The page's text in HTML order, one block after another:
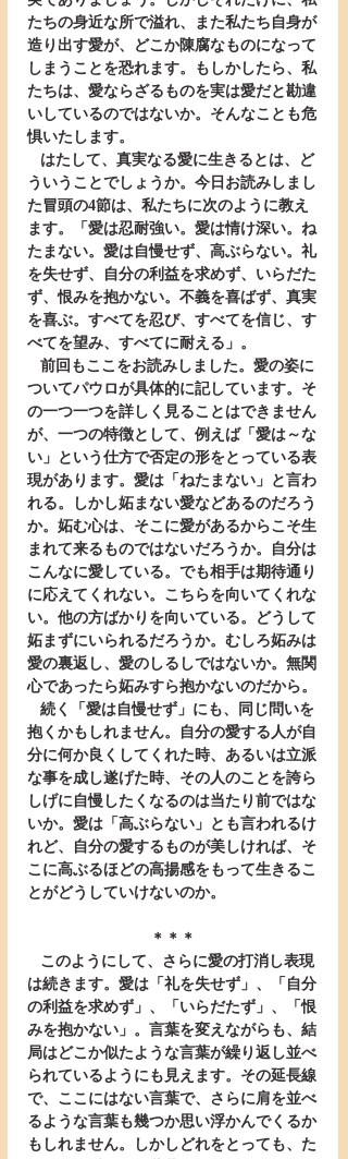
たちの身近な所で溢れ、また私たち自身が
造り出す愛が、どこか陳腐なものになって
しまうことを恐れます。もしかしたら、私
たちは、愛ならざるものを実は愛だと勘違
いしているのではないか。そんなことも危
惧いたします。
ういうことでしょうか。今日お読みしまし
た冒頭の4節は、私たちに次のように教え
ます。「愛は忍耐強い。愛は情け深い。ね
たまない。愛は自慢せず、高ぶらない。礼
を失せず、自分の利益を求めず、いらだた
ず、恨みを抱かない。不義を喜ばず、真実
を喜ぶ。すべてを忍び、すべてを信じ、す
べてを望み、すべてに耐える」。
ついてパウロが具体的に記しています。そ
の一つ一つを詳しく見ることはできません
が、一つの特徴として、例えば「愛は～な
い」という仕方で否定の形をとっている表
現があります。愛は「ねたまない」と言わ
れる。しかし妬まない愛などあるのだろう
か。妬む心は、そこに愛があるからこそ生
まれて来るものではないだろうか。自分は
こんなに愛している。でも相手は期待通り
に応えてくれない。こちらを向いてくれな
い。他の方ばかりを向いている。どうして
妬まずにいられるだろうか。むしろ妬みは
愛の裏返し、愛のしるしではないか。無関
心であったら妬みすら抱かないのだから。
抱くかもしれません。自分の愛する人が自
分に何か良くしてくれた時、あるいは立派
な事を成し遂げた時、その人のことを誇ら
しげに自慢したくなるのは当たり前ではな
いか。愛は「高ぶらない」とも言われるけ
れど、自分の愛するものが美しければ、そ
こに高ぶるほどの高揚感をもって生きるこ
とがどうしていけないのか。
＊＊＊
は続きます。愛は「礼を失せず」、「自分
の利益を求めず」、「いらだたず」、「恨
みを抱かない」。言葉を変えながらも、結
局はどこか似たような言葉が繰り返し並べ
られているようにも見えます。その延長線
で、ここにはない言葉で、さらに肩を並べ
るような言葉も幾つか思い浮かんでくるか
もしれません。しかしどれをとっても、た